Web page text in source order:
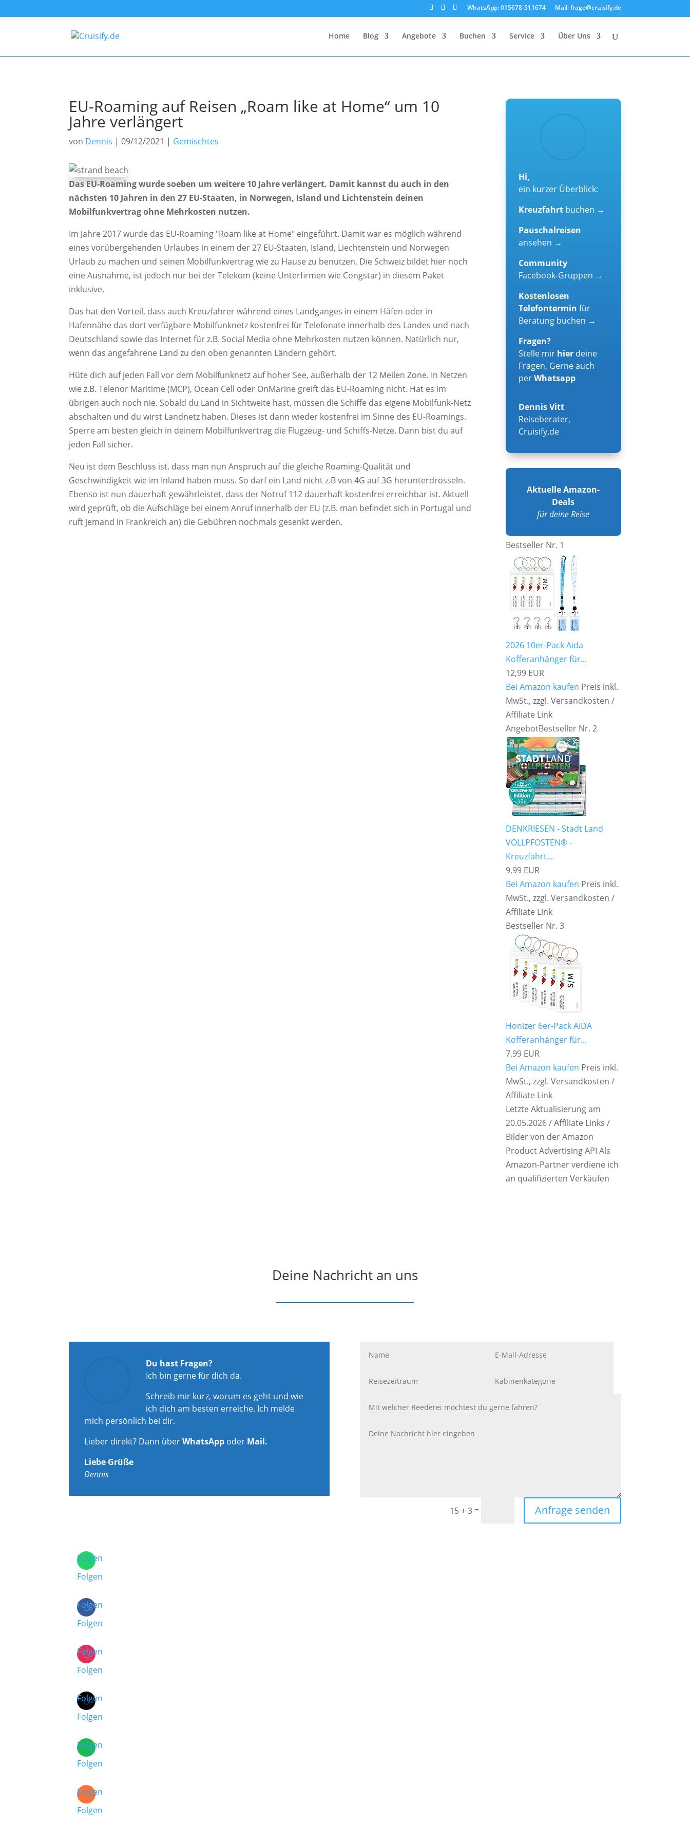
WhatsApp: 015678-511674 Mail: frage@cruisify.de
Home Blog Angebote Buchen Service Über Uns
EU-Roaming auf Reisen „Roam like at Home“ um 10
Jahre verlängert
von Dennis |09/12/2021 | Gemischtes
Das EU-Roaming wurde soeben um weitere 10 Jahre verlängert. Damit kannst du auch in den
nächsten 10 Jahren in den 27 EU-Staaten, in Norwegen, Island und Lichtenstein deinen
Mobilfunkvertrag ohne Mehrkosten nutzen.
Im Jahre 2017 wurde das EU-Roaming "Roam like at Home" eingeführt. Damit war es möglich während
eines vorübergehenden Urlaubes in einem der 27 EU-Staaten, Island, Liechtenstein und Norwegen
Urlaub zu machen und seinen Mobilfunkvertrag wie zu Hause zu benutzen. Die Schweiz bildet hier noch
eine Ausnahme, ist jedoch nur bei der Telekom (keine Unterfirmen wie Congstar) in diesem Paket
inklusive.
Das hat den Vorteil, dass auch Kreuzfahrer während eines Landganges in einem Häfen oder in
Hafennähe das dort verfügbare Mobilfunknetz kostenfrei für Telefonate innerhalb des Landes und nach
Deutschland sowie das Internet für z.B. Social Media ohne Mehrkosten nutzen können. Natürlich nur,
wenn das angefahrene Land zu den oben genannten Ländern gehört.
Hüte dich auf jeden Fall vor dem Mobilfunknetz auf hoher See, außerhalb der 12 Meilen Zone. In Netzen
wie z.B. Telenor Mari­time (MCP), Ocean Cell oder OnMarine greift das EU-Roaming nicht. Hat es im
übrigen auch noch nie. Sobald du Land in Sichtweite hast, müssen die Schiffe das eigene Mobilfunk-Netz
abschalten und du wirst Landnetz haben. Dieses ist dann wieder kostenfrei im Sinne des EU-Roamings.
Sperre am besten gleich in deinem Mobilfunkvertrag die Flugzeug- und Schiffs-Netze. Dann bist du auf
jeden Fall sicher.
Neu ist dem Beschluss ist, dass man nun Anspruch auf die gleiche Roaming-Qualität und
Geschwindigkeit wie im Inland haben muss. So darf ein Land nicht z.B von 4G auf 3G herunterdrosseln.
Ebenso ist nun dauerhaft gewährleistet, dass der Notruf 112 dauerhaft kostenfrei erreichbar ist. Aktuell
wird geprüft, ob die Aufschläge bei einem Anruf innerhalb der EU (z.B. man befindet sich in Portugal und
ruft jemand in Frankreich an) die Gebühren nochmals gesenkt werden.
Hi,
ein kurzer Überblick:
Kreuzfahrt buchen →
Pauschalreisen
ansehen →
Community
Facebook-Gruppen →
Kostenlosen
Telefonterminfür
Beratung buchen →
Fragen?
Stelle mir hier deine
Fragen, Gerne auch
perWhatsapp
Dennis Vitt
Reiseberater,
Cruisify.de
Aktuelle Amazon-
Deals
für deine Reise
Bestseller Nr. 1
2026 10er-Pack Aida
Kofferanhänger für...
12,99 EUR
Bei Amazon kaufen Preis inkl.
MwSt., zzgl. Versandkosten /
Affiliate Link
AngebotBestseller Nr. 2
DENKRIESEN - Stadt Land
VOLLPFOSTEN® -
Kreuzfahrt...
9,99 EUR
Bei Amazon kaufen Preis inkl.
MwSt., zzgl. Versandkosten /
Affiliate Link
Bestseller Nr. 3
Honizer 6er-Pack AIDA
Kofferanhänger für...
7,99 EUR
Bei Amazon kaufen Preis inkl.
MwSt., zzgl. Versandkosten /
Affiliate Link
Letzte Aktualisierung am
20.05.2026 / Affiliate Links /
Bilder von der Amazon
Product Advertising API Als
Amazon-Partner verdiene ich
an qualifizierten Verkäufen
Deine Nachricht an uns
Du hast Fragen?
Ich bin gerne für dich da.
Schreib mir kurz, worum es geht und wie
ich dich am besten erreiche. Ich melde
mich persönlich bei dir.
Lieber direkt? Dann überWhatsApp oder Mail.
Liebe Grüße
Dennis
15 + 3= Anfrage senden
Folgen
Folgen
Folgen
Folgen
Folgen
Folgen
Folgen
Folgen
Folgen
Folgen
Folgen
Folgen